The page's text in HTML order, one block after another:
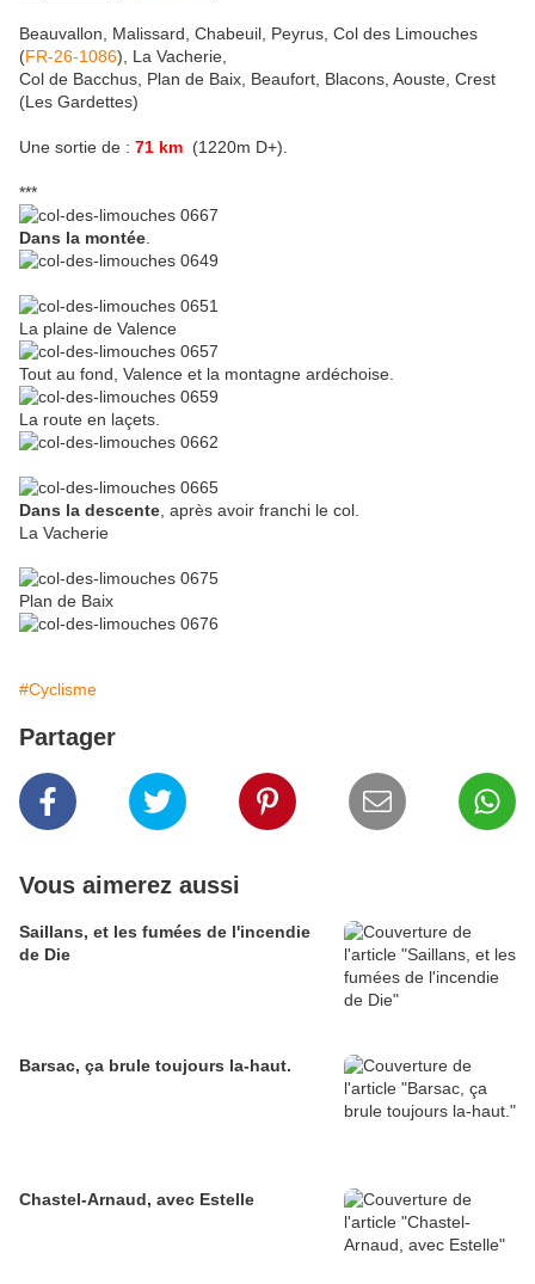
Beauvallon, Malissard, Chabeuil, Peyrus, Col des Limouches
(FR-26-1086), La Vacherie,
Col de Bacchus, Plan de Baix, Beaufort, Blacons, Aouste, Crest
(Les Gardettes)
Une sortie de : 71 km (1220m D+).
***
Dans la montée
La plaine de Valence
Tout au fond, Valence et la montagne ardéchoise.
La route en laçets.
Dans la descente , après avoir franchi le col.
La Vacherie
Plan de Baix
#Cyclisme
Partager
Vous aimerez aussi
Saillans, et les fumées de l'incendie
de Die
Barsac, ça brule toujours la-haut.
Chastel-Arnaud, avec Estelle